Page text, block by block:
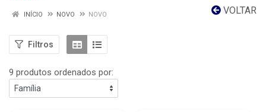
VOLTAR
INÍCIO NOVO NOVO
Filtros
9 produtos ordenados por: